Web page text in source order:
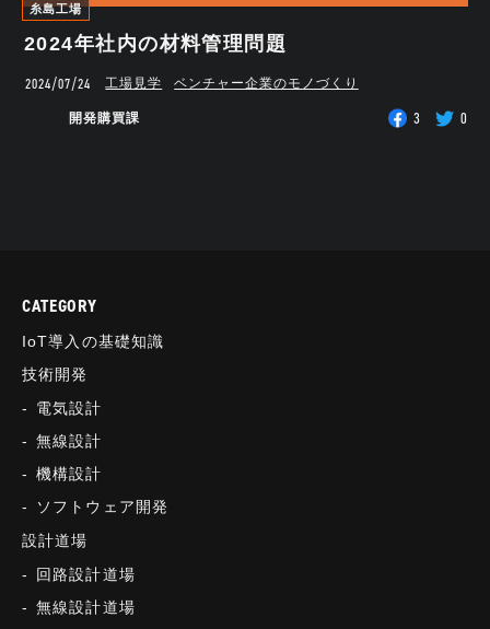
糸島工場
2024年社内の材料管理問題
2024/07/24 工場見学 ベンチャー企業のモノづくり
開発購買課 3 0
CATEGORY
IoT導入の基礎知識
技術開発
電気設計
無線設計
機構設計
ソフトウェア開発
設計道場
回路設計道場
無線設計道場